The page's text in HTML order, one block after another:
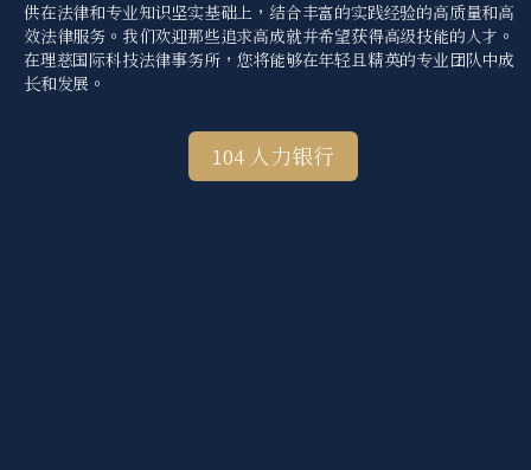
供在法律和专业知识坚实基础上，结合丰富的实践经验的高质量和高
效法律服务。我们欢迎那些追求高成就并希望获得高级技能的人才。
在理慈国际科技法律事务所，您将能够在年轻且精英的专业团队中成
长和发展。
104 人力银行